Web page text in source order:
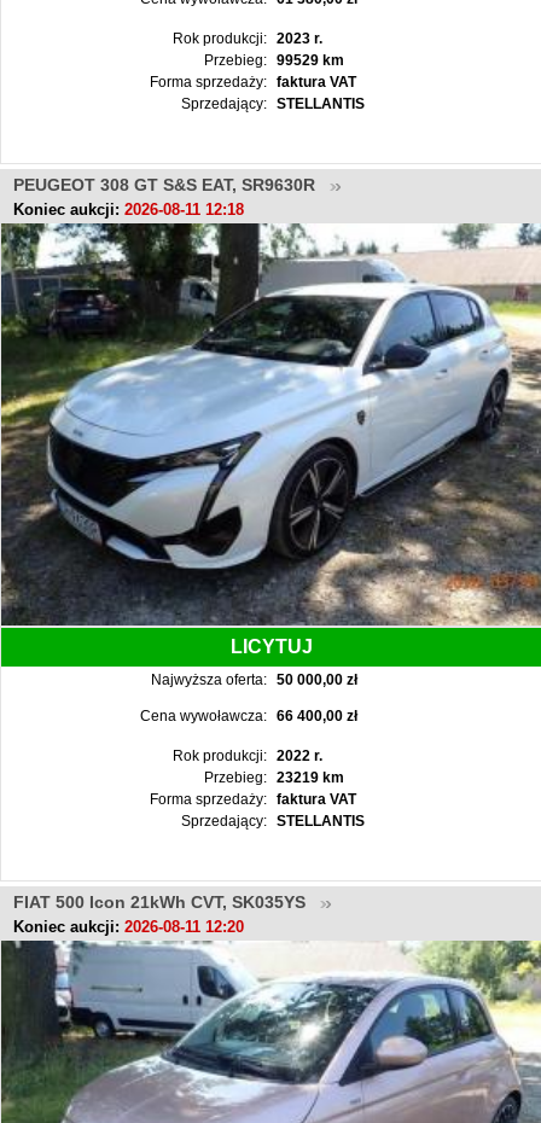
Rok produkcji:
2023 r.
Przebieg:
99529 km
Forma sprzedaży:
faktura VAT
Sprzedający:
STELLANTIS
PEUGEOT 308 GT S&S EAT, SR9630R
Koniec aukcji: 2026-08-11 12:18
LICYTUJ
Najwyższa oferta: 50 000,00 zł
Cena wywoławcza: 66 400,00 zł
Rok produkcji:
2022 r.
Przebieg:
23219 km
Forma sprzedaży:
faktura VAT
Sprzedający:
STELLANTIS
FIAT 500 Icon 21kWh CVT, SK035YS
Koniec aukcji: 2026-08-11 12:20